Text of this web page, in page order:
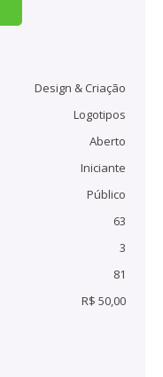
Design & Criação
Logotipos
Aberto
Iniciante
Público
63
3
81
R$ 50,00